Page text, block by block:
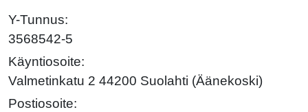
Y-Tunnus:
3568542-5
Käyntiosoite:
Valmetinkatu 2 44200 Suolahti (Äänekoski)
Postiosoite: